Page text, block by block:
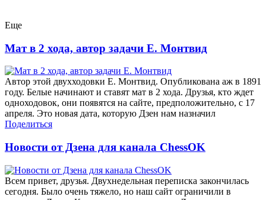
Еще
Мат в 2 хода, автор задачи Е. Монтвид
Автор этой двухходовки Е. Монтвид. Опубликована аж в 1891
году. Белые начинают и ставят мат в 2 хода. Друзья, кто ждет
одноходовок, они появятся на сайте, предположительно, с 17
апреля. Это новая дата, которую Дзен нам назначил
Поделиться
Новости от Дзена для канала ChessOK
Всем привет, друзья. Двухнедельная переписка закончилась
сегодня. Было очень тяжело, но наш сайт ограничили в